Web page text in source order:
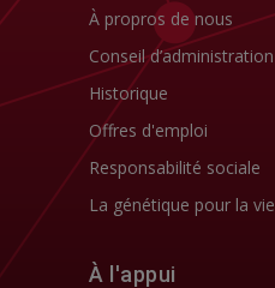
À propros de nous
Conseil d’administration
Historique
Offres d'emploi
Responsabilité sociale
La génétique pour la vie
À l'appui